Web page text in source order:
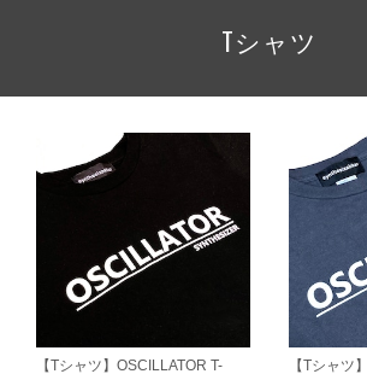
Tシャツ
【Tシャツ】OSCILLATOR T-
【Tシャツ